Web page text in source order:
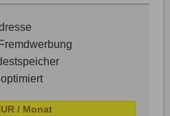
/ Monat